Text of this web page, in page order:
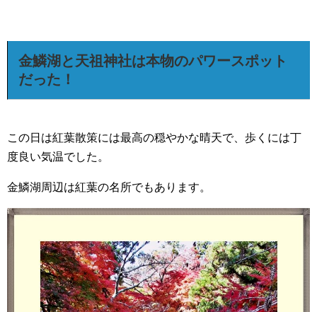
金鱗湖と天祖神社は本物のパワースポット
だった！
この日は紅葉散策には最高の穏やかな晴天で、歩くには丁
度良い気温でした。
金鱗湖周辺は紅葉の名所でもあります。